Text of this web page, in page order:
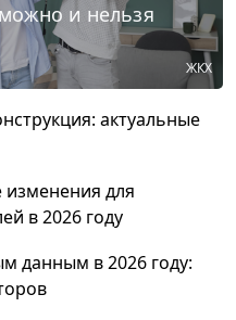
и нельзя
ЖКХ
актуальные
для
в 2026 году
данным в 2026 году: